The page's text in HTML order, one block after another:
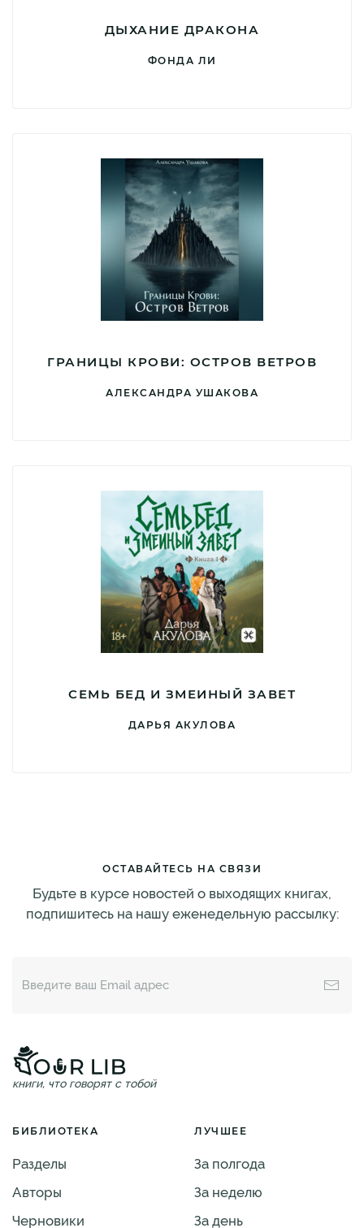
ДЫХАНИЕ ДРАКОНА
ФОНДА ЛИ
ГРАНИЦЫ КРОВИ: ОСТРОВ ВЕТРОВ
АЛЕКСАНДРА УШАКОВА
СЕМЬ БЕД И ЗМЕИНЫЙ ЗАВЕТ
ДАРЬЯ АКУЛОВА
ОСТАВАЙТЕСЬ НА СВЯЗИ
Будьте в курсе новостей о выходящих книгах,
подпишитесь на нашу еженедельную рассылку:
книги, что говорят с тобой
БИБЛИОТЕКА
Разделы
Авторы
Черновики
ЛУЧШЕЕ
За полгода
За неделю
За день